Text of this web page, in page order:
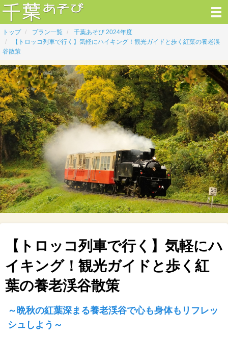
トップ プラン一覧
千葉あそび 2024年度
【トロッコ列車で行く】気軽にハイキング！観光ガイドと歩く紅葉の養老渓
谷散策
【トロッコ列車で行く】気軽にハ
イキング！観光ガイドと歩く紅
葉の養老渓谷散策
～晩秋の紅葉深まる養老渓谷で心も身体もリフレッ
シュしよう～